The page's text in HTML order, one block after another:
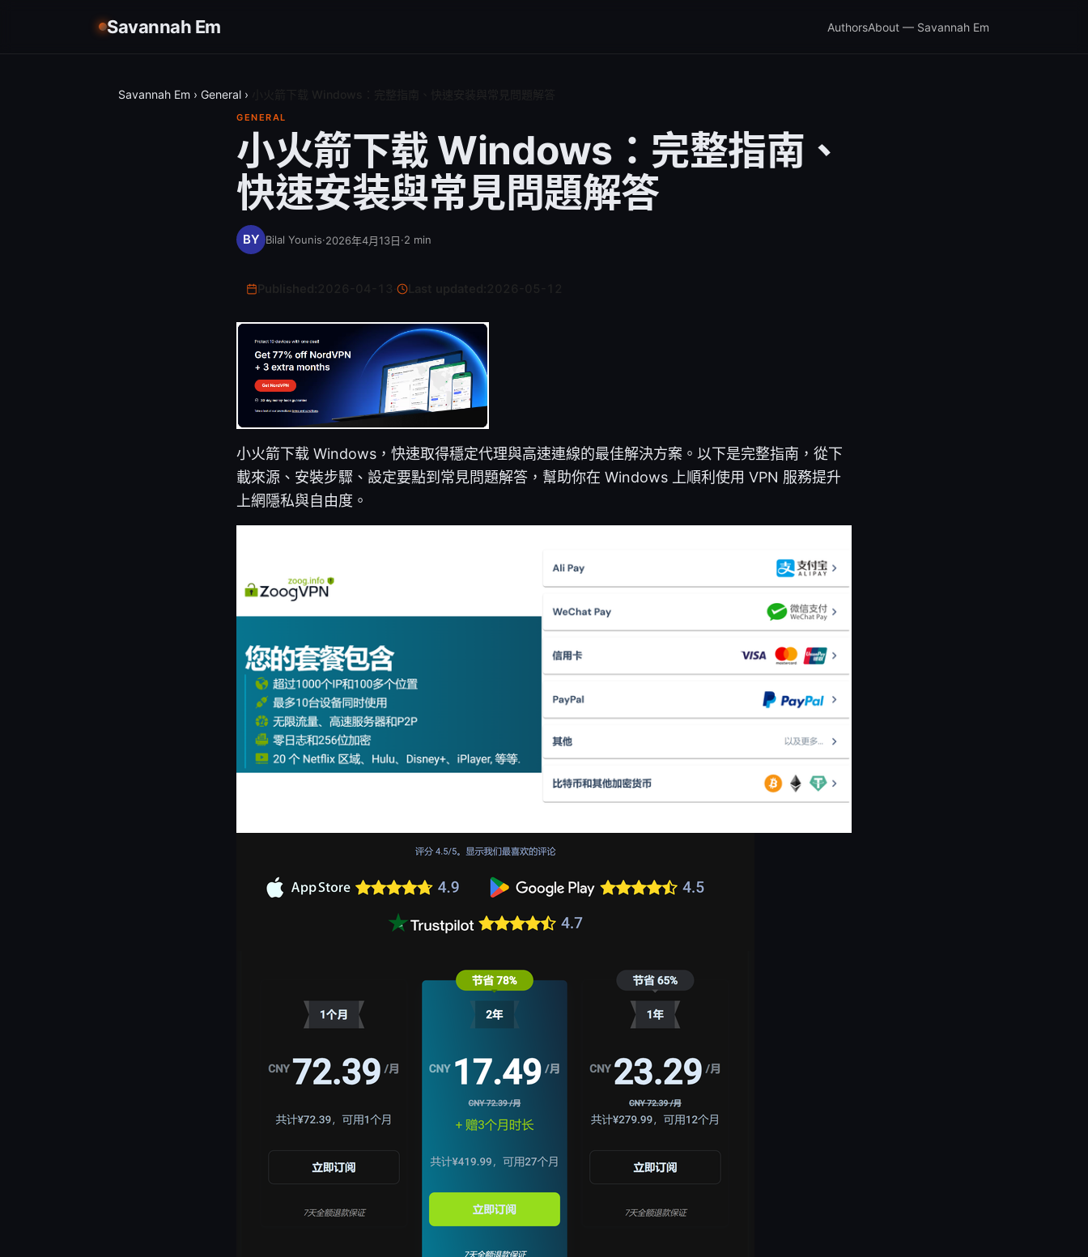
Savannah Em AuthorsAbout — Savannah Em
Savannah Em › General ›
GENERAL
小火箭下载 Windows：完整指南、
快速安装與常見問題解答
Bilal Younis·2026年4月13日·2 min
Last updated:
小火箭下载 Windows，快速取得穩定代理與高速連線的最佳解決方案。以下是完整指南，從下
載來源、安裝步驟、設定要點到常見問題解答，幫助你在 Windows 上順利使用 VPN 服務提升
上網隱私與自由度。